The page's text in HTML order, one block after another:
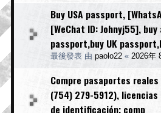
Buy USA passport,
[WeChat ID: Johnyj55], buy
passport,buy UK
最後發表 由 paolo22 « 2026年
Compre pasaportes
(754) 279-5912),
de identificación; comp